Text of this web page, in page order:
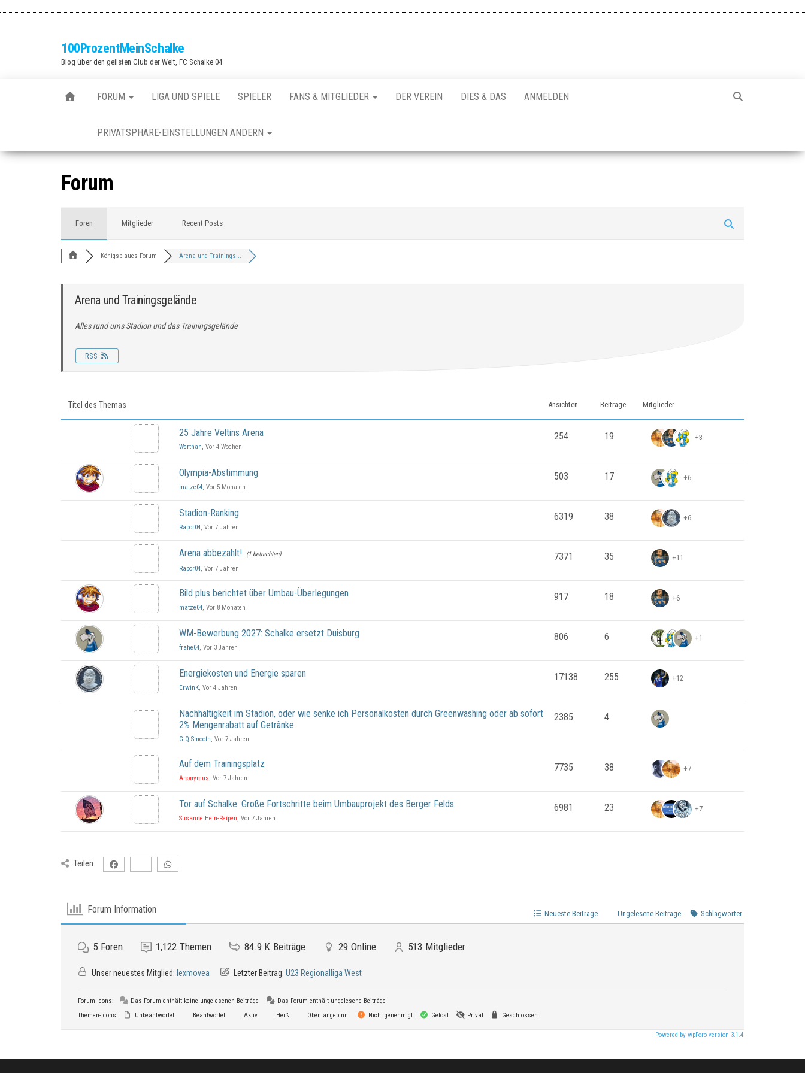
100ProzentMeinSchalke
Blog über den geilsten Club der Welt, FC Schalke 04
FORUM LIGA UND SPIELE SPIELER FANS & MITGLIEDER DER VEREIN DIES & DAS ANMELDEN
PRIVATSPHÄRE-EINSTELLUNGEN ÄNDERN
Forum
Foren Mitglieder Recent Posts
Königsblaues Forum Arena und Trainings...
Arena und Trainingsgelände
Alles rund ums Stadion und das Trainingsgelände
RSS
Titel des Themas Ansichten Beiträge Mitglieder
25 Jahre Veltins Arena
Werthan, Vor 4 Wochen
254 19 +3
Olympia-Abstimmung
matze04, Vor 5 Monaten
503 17 +6
Stadion-Ranking
Rapor04, Vor 7 Jahren
6319 38 +6
Arena abbezahlt!
(1 betrachten)
Rapor04, Vor 7 Jahren
7371 35 +11
Bild plus berichtet über Umbau-Überlegungen
matze04, Vor 8 Monaten
917 18 +6
WM-Bewerbung 2027: Schalke ersetzt Duisburg
frahe04, Vor 3 Jahren
806 6 +1
Energiekosten und Energie sparen
ErwinK, Vor 4 Jahren
17138 255 +12
Nachhaltigkeit im Stadion, oder wie senke ich Personalkosten durch Greenwashing oder ab sofort
2% Mengenrabatt auf Getränke
G.Q.Smooth, Vor 7 Jahren
2385 4
Auf dem Trainingsplatz
Anonymus, Vor 7 Jahren
7735 38 +7
Tor auf Schalke: Große Fortschritte beim Umbauprojekt des Berger Felds
Susanne Hein-Reipen, Vor 7 Jahren
6981 23 +7
Teilen:
Forum Information Neueste Beiträge Ungelesene Beiträge Schlagwörter
5 Foren 1,122 Themen 84.9 K Beiträge 29 Online 513 Mitglieder
Unser neuestes Mitglied: lexmovea Letzter Beitrag: U23 Regionalliga West
Forum Icons: Das Forum enthält keine ungelesenen Beiträge
Das Forum enthält ungelesene Beiträge
Themen-Icons:
Unbeantwortet Beantwortet Aktiv Heiß Oben angepinnt Nicht genehmigt Gelöst Privat Geschlossen
Powered by wpForo version 3.1.4